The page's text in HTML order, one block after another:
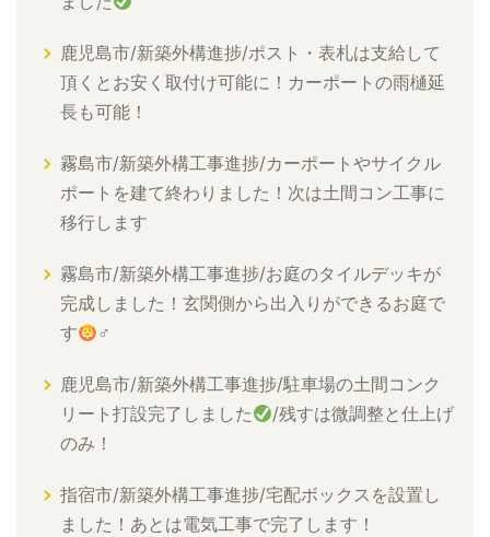
鹿児島市/新築外構進捗/ポスト・表札は支給して
頂くとお安く取付け可能に！カーポートの雨樋延
長も可能！
霧島市/新築外構工事進捗/カーポートやサイクル
ポートを建て終わりました！次は土間コン工事に
移行します
霧島市/新築外構工事進捗/お庭のタイルデッキが
完成しました！玄関側から出入りができるお庭で
す
‍♂
鹿児島市/新築外構工事進捗/駐車場の土間コンク
リート打設完了しました
/残すは微調整と仕上げ
のみ！
指宿市/新築外構工事進捗/宅配ボックスを設置し
ました！あとは電気工事で完了します！